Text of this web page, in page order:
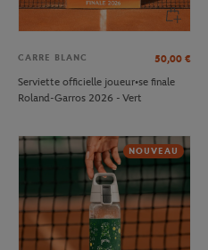
CARRE BLANC 50,00 €
Serviette officielle joueur•se finale
Roland-Garros 2026 - Vert
NOUVEAU